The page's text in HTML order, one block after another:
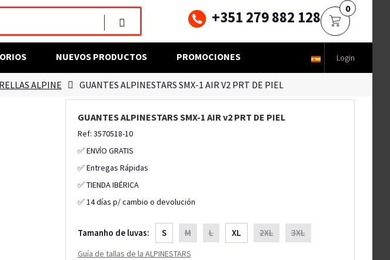
NUEVOS PRODUCTOS PROMOCIONES Login
+351 279 882 128 0
ALPINE GUANTES ALPINESTARS SMX-1 AIR V2 PRT DE PIEL
GUANTES ALPINESTARS SMX-1 AIR v2 PRT DE PIEL
Ref: 3570518-10
✅ ENVÍO GRATIS
✅ Entregas Rápidas
✅ TIENDA IBÉRICA
✅ 14 días p/ cambio o devolución
Tamanho de luvas: S M L XL 2XL 3XL
Guía de tallas de la ALPINESTARS